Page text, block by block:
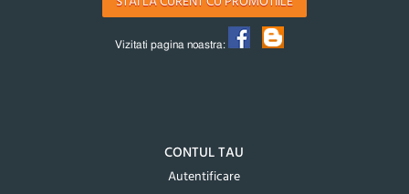
Vizitati pagina noastra:
CONTUL TAU
Autentificare